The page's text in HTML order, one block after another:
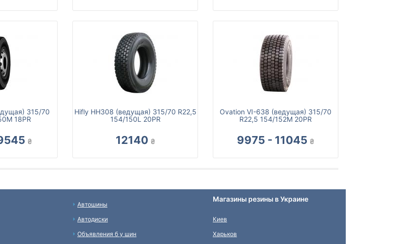
315/70
18PR
₴
Hifly HH308 (ведущая) 315/70 R22,5
154/150L 20PR
12140 ₴
Ovation VI-638 (ведущая) 315/70
R22,5 154/152M 20PR
9975 - 11045 ₴
Автошины
Автодиски
Объявления б у шин
Магазины резины в Украине
Киев
Харьков